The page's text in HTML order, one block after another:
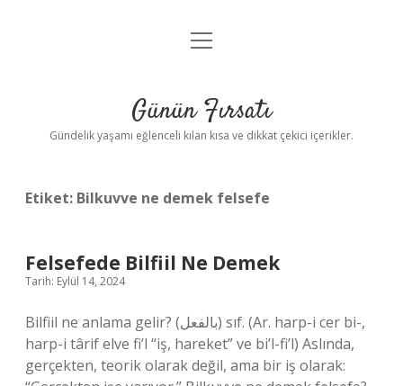
Anasayfa
Yasal Uyarı
menüyü
Günün Fırsatı
Gündelik yaşamı eğlenceli kılan kısa ve dikkat çekici içerikler.
Etiket: Bilkuvve ne demek felsefe
Felsefede Bilfiil Ne Demek
Tarih: Eylül 14, 2024
Bilfiil ne anlama gelir? (ﺑﺎﻟﻔﻌﻞ) sıf. (Ar. harp-i cer bi-,
harp-i târif elve fi’l “iş, hareket” ve bi’l-fi’l) Aslında,
gerçekten, teorik olarak değil, ama bir iş olarak: